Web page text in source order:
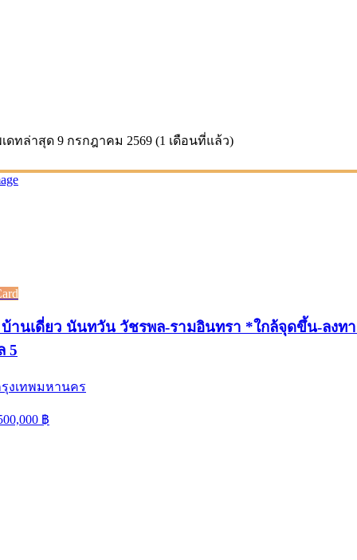
ดทล่าสุด 9 กรกฎาคม 2569 (1 เดือนที่แล้ว)
านเดี่ยว นันทวัน วัชรพล-รามอินทรา *ใกล้จุดขึ้น-ลงท
5
รุงเทพมหานคร
฿